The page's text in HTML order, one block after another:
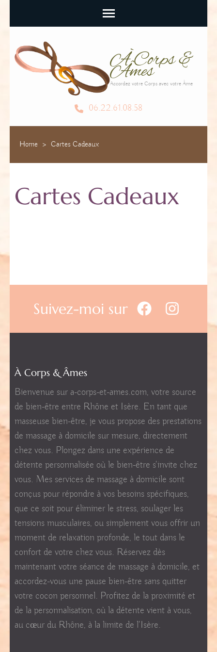
À Corps &
Âmes
Accordez votre Corps avec votre Âme
06.22.61.08.58
Home > Cartes Cadeaux
Cartes Cadeaux
Suivez-moi sur
À Corps & Âmes
Bienvenue sur a-corps-et-ames.com, votre source
de bien-être entre Rhône et Isère. En tant que
masseuse bien-être, je vous propose des prestations
de massage à domicile sur mesure, directement
chez vous. Plongez dans une expérience de
détente personnalisée où le bien-être s'invite chez
vous. Mes services de massage à domicile sont
conçus pour répondre à vos besoins spécifiques,
que ce soit pour éliminer le stress, soulager les
tensions musculaires, ou simplement vous offrir un
moment de relaxation profonde, le tout dans le
confort de votre chez vous. Réservez dès
maintenant votre séance de massage à domicile, et
accordez-vous une pause bien-être sans quitter
votre cocon personnel. Profitez de la proximité et
de la personnalisation, où la détente vient à vous,
au cœur du Rhône, à la limite de l'Isère.